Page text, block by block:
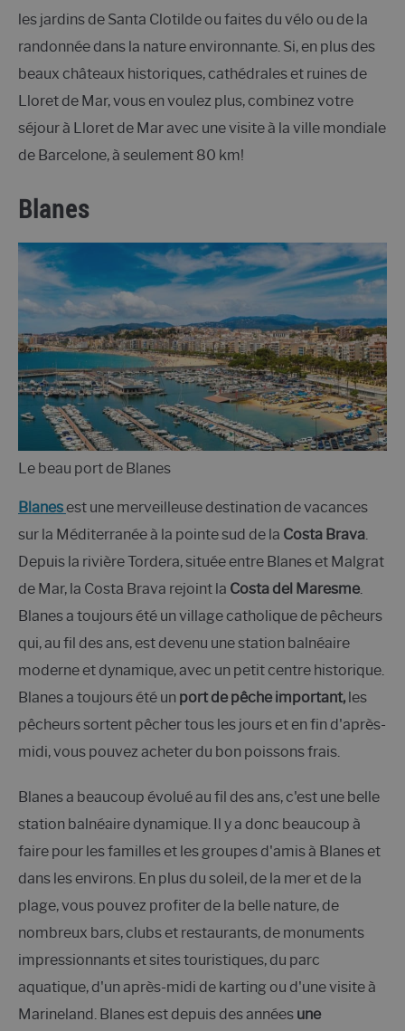
les jardins de Santa Clotilde ou faites du vélo ou de la
randonnée dans la nature environnante. Si, en plus des
beaux châteaux historiques, cathédrales et ruines de
Lloret de Mar, vous en voulez plus, combinez votre
séjour à Lloret de Mar avec une visite à la ville mondiale
de Barcelone, à seulement 80 km!
Blanes
Le beau port de Blanes
Blanesest une merveilleuse destination de vacances
sur la Méditerranée à la pointe sud de la Costa Brava
Depuis la rivière Tordera, située entre Blanes et Malgrat
de Mar, la Costa Brava rejoint la Costa del Maresme
Blanes a toujours été un village catholique de pêcheurs
qui, au fil des ans, est devenu une station balnéaire
moderne et dynamique, avec un petit centre historique.
Blanes a toujours été un port de pêche important, les
pêcheurs sortent pêcher tous les jours et en fin d'après-
midi, vous pouvez acheter du bon poissons frais.
Blanes a beaucoup évolué au fil des ans, c'est une belle
station balnéaire dynamique. Il y a donc beaucoup à
faire pour les familles et les groupes d'amis à Blanes et
dans les environs. En plus du soleil, de la mer et de la
plage, vous pouvez profiter de la belle nature, de
nombreux bars, clubs et restaurants, de monuments
impressionnants et sites touristiques, du parc
aquatique, d'un après-midi de karting ou d'une visite à
Marineland. Blanes est depuis des années une